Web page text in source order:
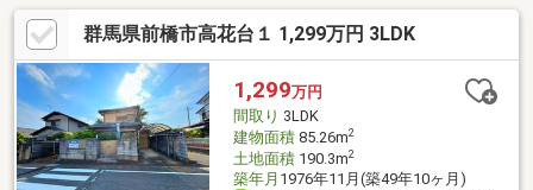
防除工事施工後5年間保証・お客様に合わせたローンの組み方や金
融機関をご提案。住宅ローンが初めての方でもお気軽にご相談く
ださい
群馬県前橋市高花台１ 1,299万円 3LDK
1,299万円
間取り 3LDK
建物面積85.26m2
土地面積190.3m2
築年月 1976年11月(築49年10ヶ月)